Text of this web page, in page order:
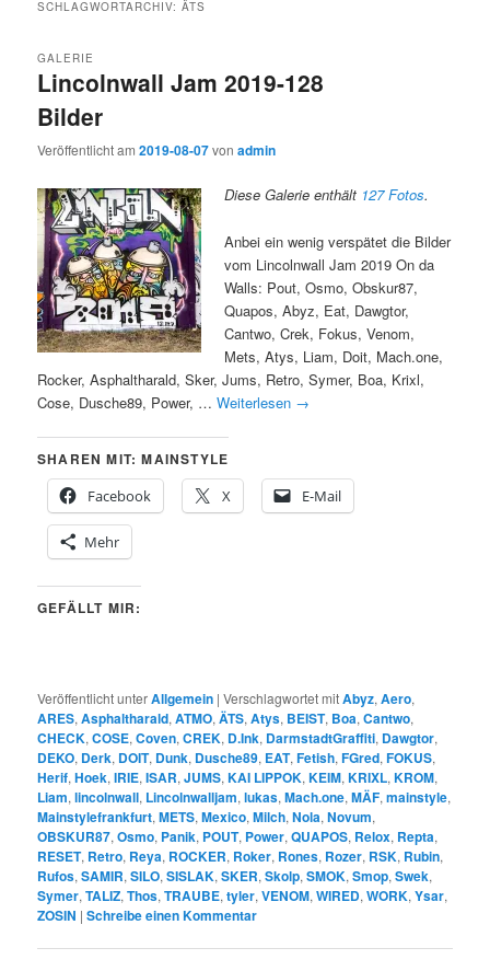
SCHLAGWORTARCHIV:ÄTS
Lincolnwall Jam 2019-128
Bilder
GALERIE
Veröffentlicht am2019-08-07vonadmin
Diese Galerie enthält 127 Fotos.
Anbei ein wenig verspätet die Bilder
vom Lincolnwall Jam 2019 On da
Walls: Pout, Osmo, Obskur87,
Quapos, Abyz, Eat, Dawgtor,
Cantwo, Crek, Fokus, Venom,
Mets, Atys, Liam, Doit, Mach.one,
Rocker, Asphaltharald, Sker, Jums, Retro, Symer, Boa, Krixl,
Cose, Dusche89, Power, …Weiterlesen →
SHAREN MIT: MAINSTYLE
Facebook
X E-Mail
Mehr
GEFÄLLT MIR:
Veröffentlicht unterAllgemein |Verschlagwortet mitAbyz,Aero,
ARES,Asphaltharald,ATMO,ÄTS,Atys, BEIST, Boa,Cantwo,
CHECK,COSE,Coven,CREK, D.Ink, DarmstadtGraffiti, Dawgtor,
DEKO, Derk, DOIT, Dunk, Dusche89, EAT,Fetish,FGred,FOKUS,
Herif,Hoek,IRIE,ISAR,JUMS,KAI LIPPOK,KEIM,KRIXL,KROM,
Liam,lincolnwall, Lincolnwalljam,lukas,Mach.one,MÄF,mainstyle,
Mainstylefrankfurt,METS,Mexico,Milch,Nola,Novum,
OBSKUR87,Osmo, Panik, POUT, Power,QUAPOS, Relox, Repta,
RESET, Retro, Reya, ROCKER, Roker, Rones, Rozer, RSK, Rubin,
Rufos,SAMIR,SILO,SISLAK,SKER,Skolp,SMOK,Smop,Swek,
Symer,TALIZ,Thos,TRAUBE,tyler,VENOM,WIRED,WORK,Ysar,
ZOSIN |Schreibe einen Kommentar